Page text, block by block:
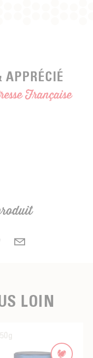
Française
LOIN